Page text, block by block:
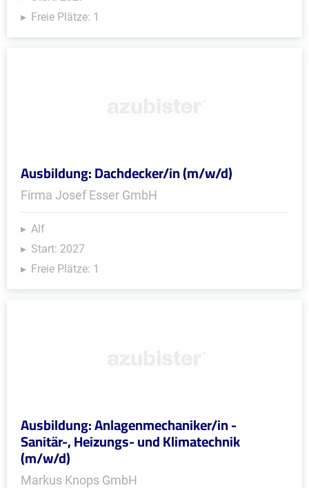
Freie Plätze: 1
Ausbildung: Dachdecker/in (m/w/d)
Firma Josef Esser GmbH
Alf
Start: 2027
Freie Plätze: 1
Ausbildung: Anlagenmechaniker/in -
Sanitär-, Heizungs- und Klimatechnik
(m/w/d)
Markus Knops GmbH